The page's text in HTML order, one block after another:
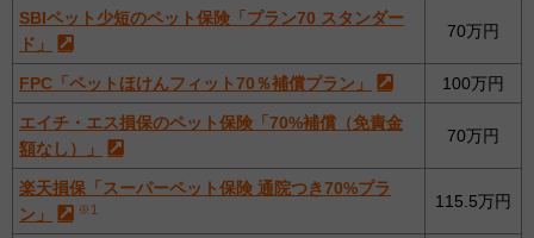
SBIペット少短のペット保険「プラン70 スタンダー
ド」
70万円
FPC「ペットほけんフィット70％補償プラン」 100万円
エイチ・エス損保のペット保険「70%補償（免責金
額なし）」
70万円
楽天損保「スーパーペット保険 通院つき70%プラ
ン」
※1 115.5万円